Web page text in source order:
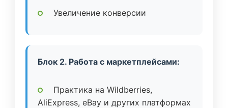
Увеличение конверсии
Блок 2. Работа с маркетплейсами:
Практика на Wildberries,
AliExpress, eBay и других платформах